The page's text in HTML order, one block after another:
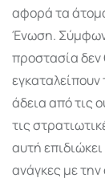
αφορά τα
Ένωση.
προστασία δεν
εγκαταλείπουν
άδεια από τις
τις
αυτή
ανάγκες με